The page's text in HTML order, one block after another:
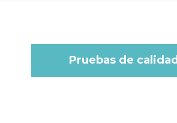
Pruebas de calidad